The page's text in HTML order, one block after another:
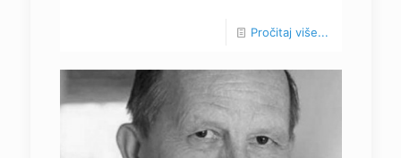
Pročitaj više...